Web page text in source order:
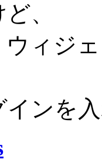
、
ウィジ
インを